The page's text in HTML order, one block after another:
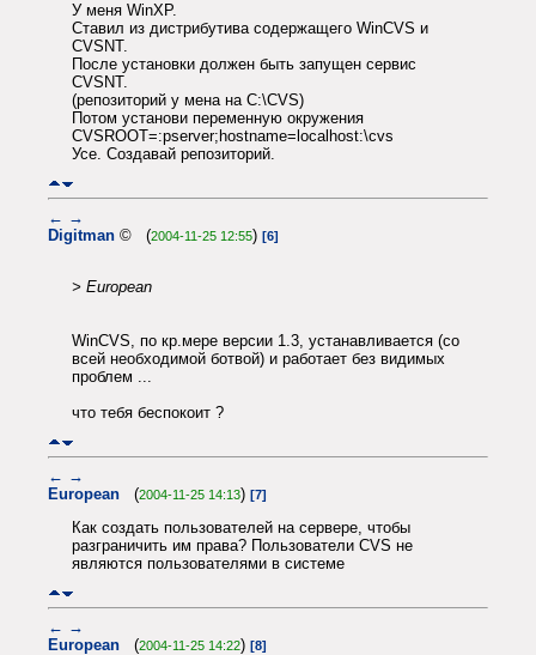
У меня WinXP.
Ставил из дистрибутива содержащего WinCVS и
CVSNT.
После установки должен быть запущен сервис
CVSNT.
(репозиторий у мена на C:\CVS)
Потом установи переменную окружения
CVSROOT=:pserver;hostname=localhost:\cvs
Усе. Создавай репозиторий.
← →
Digitman © (2004-11-25 12:55) [6]
> European
WinCVS, по кр.мере версии 1.3, устанавливается (со
всей необходимой ботвой) и работает без видимых
проблем ...
что тебя беспокоит ?
← →
European (2004-11-25 14:13) [7]
Как создать пользователей на сервере, чтобы
разграничить им права? Пользователи CVS не
являются пользователями в системе
← →
European (2004-11-25 14:22) [8]